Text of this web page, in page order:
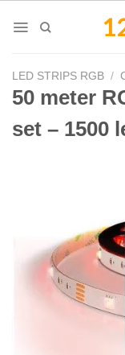
LED STRIPS RGB /
50 meter
set – 1500